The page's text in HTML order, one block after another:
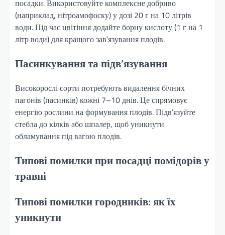
посадки. Використовуйте комплексне добриво
(наприклад, нітроамофоску) у дозі 20 г на 10 літрів
води. Під час цвітіння додайте борну кислоту (1 г на 1
літр води) для кращого зав’язування плодів.
Пасинкування та підв’язування
Високорослі сорти потребують видалення бічних
пагонів (пасинків) кожні 7–10 днів. Це спрямовує
енергію рослини на формування плодів. Підв’язуйте
стебла до кілків або шпалер, щоб уникнути
обламування під вагою плодів.
Типові помилки при посадці помідорів у
травні
Типові помилки городників: як їх
уникнути